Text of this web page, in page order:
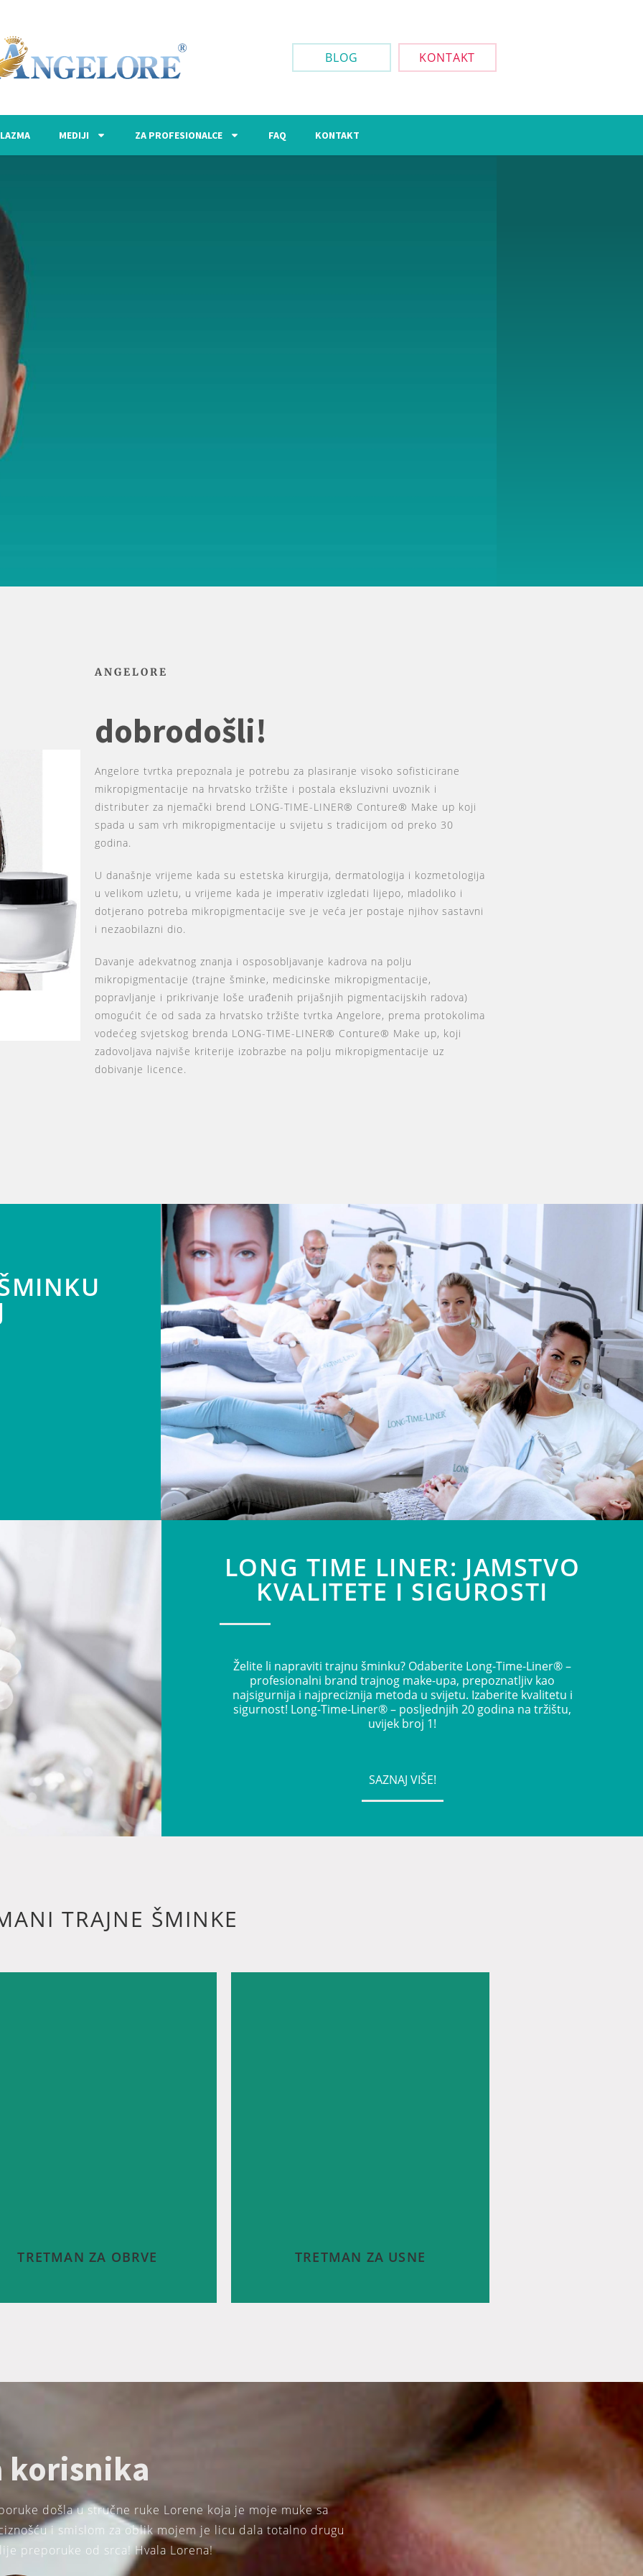
BLOG KONTAKT
MEDIJI ZA PROFESIONALCE FAQ KONTAKT
ANGELORE
dobrodošli!
Angelore tvrtka prepoznala je potrebu za plasiranje visoko sofisticirane
mikropigmentacije na hrvatsko tržište i postala eksluzivni uvoznik i
distributer za njemački brend LONG-TIME-LINER® Conture® Make up koji
spada u sam vrh mikropigmentacije u svijetu s tradicijom od preko 30
godina.
U današnje vrijeme kada su estetska kirurgija, dermatologija i kozmetologija
u velikom uzletu, u vrijeme kada je imperativ izgledati lijepo, mladoliko i
dotjerano potreba mikropigmentacije sve je veća jer postaje njihov sastavni
i nezaobilazni dio.
Davanje adekvatnog znanja i osposobljavanje kadrova na polju
mikropigmentacije (trajne šminke, medicinske mikropigmentacije,
popravljanje i prikrivanje loše urađenih prijašnjih pigmentacijskih radova)
omogućit će od sada za hrvatsko tržište tvrtka Angelore, prema protokolima
vodećeg svjetskog brenda LONG-TIME-LINER® Conture® Make up, koji
zadovoljava najviše kriterije izobrazbe na polju mikropigmentacije uz
dobivanje licence.
LONG TIME LINER: JAMSTVO
KVALITETE I SIGUROSTI
Želite li napraviti trajnu šminku? Odaberite Long-Time-Liner® –
profesionalni brand trajnog make-upa, prepoznatljiv kao
najsigurnija i najpreciznija metoda u svijetu. Izaberite kvalitetu i
sigurnost! Long-Time-Liner® – posljednjih 20 godina na tržištu,
uvijek broj 1!
SAZNAJ VIŠE!
TRAJNE ŠMINKE
TRETMAN ZA OBRVE
prorijeđene obrve teško je učiniti lijepima
najkvalitetnije proizvode. U tom slučaju,
idealno rješenje.
SAZNAJTE VIŠE
TRETMAN ZA USNE
Certificirani LONG-TIME-LINER® Linergist® će
vam pomoći da dobijete besprijekorne usne i
da zauvijek odbacite ruž i olovku za usne!
SAZNAJTE VIŠE
korisnika
došla u stručne ruke Lorene koja je moje muke sa
i smislom za oblik mojem je licu dala totalno drugu
preporuke od srca! Hvala Lorena!